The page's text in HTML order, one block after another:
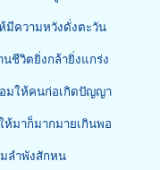
มีความหวังดั่งตะวัน
ชีวิตยิ่งกล้ายิ่งแกร่ง
มให้คนก่อเกิดปัญญา
าก็มากมายเกินพอ
ลำพังสักหน